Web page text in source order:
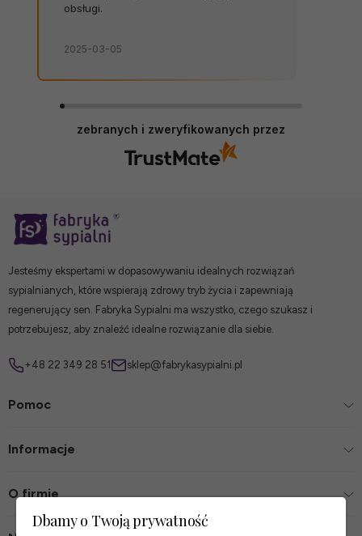
obsługi.
2025-03-05
zebranych i zweryfikowanych przez
Jesteśmy ekspertami w dopasowywaniu idealnych rozwiązań
sypialnianych, które wspierają zdrowy tryb życia i zapewniają
regenerujący sen. Fabryka Sypialni ma wszystko, czego szukasz i
potrzebujesz, aby znaleźć idealne rozwiązanie dla siebie.
+48 22 349 28 51 sklep@fabrykasypialni.pl
Pomoc
Informacje
O firmie
Dbamy o Twoją prywatność